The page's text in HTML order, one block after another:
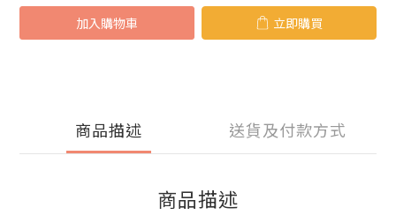
加入購物車 立即購買
商品描述 送貨及付款方式
商品描述